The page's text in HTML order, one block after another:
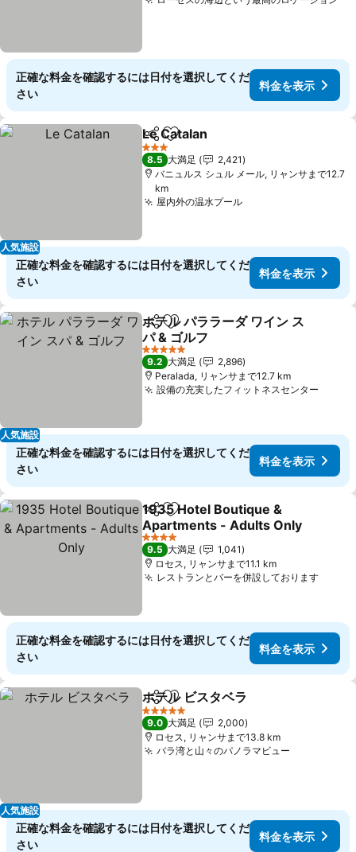
正確な料金を確認するには日付を選択してくだ
さい
料金を表示
人気施設
シェアお気に入りに追加
Le Catalan
3 ホテルのランク
8.5 大満足
2,421
バニュルス シュル メール, リャンサまで12.7
km
屋内外の温水プール
正確な料金を確認するには日付を選択してくだ
さい
料金を表示
人気施設
シェアお気に入りに追加
ホテル パララーダ ワイン ス
パ & ゴルフ
5 ホテルのランク
9.2 大満足
2,896
Peralada, リャンサまで12.7 km
設備の充実したフィットネスセンター
正確な料金を確認するには日付を選択してくだ
さい
料金を表示
シェアお気に入りに追加
1935 Hotel Boutique &
Apartments - Adults Only
4 ホテルのランク
9.5 大満足
1,041
ロセス, リャンサまで11.1 km
レストランとバーを併設しております
正確な料金を確認するには日付を選択してくだ
さい
料金を表示
人気施設
シェアお気に入りに追加
ホテル ビスタベラ
5 ホテルのランク
9.0 大満足
2,000
ロセス, リャンサまで13.8 km
バラ湾と山々のパノラマビュー
正確な料金を確認するには日付を選択してくだ
さい
料金を表示